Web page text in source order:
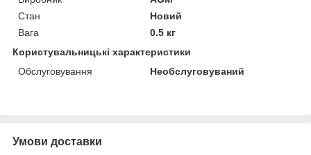
Стан
Новий
Вага
0.5 кг
Користувальницькі характеристики
Обслуговування
Необслуговуваний
Умови доставки